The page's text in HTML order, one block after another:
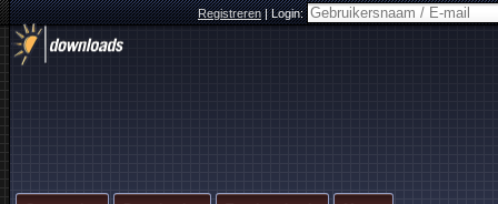
Registreren|Login: